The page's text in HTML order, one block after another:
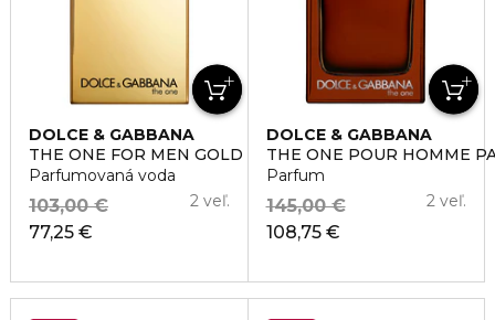
DOLCE & GABBANA
THE ONE FOR MEN GOLD INTENSE
Parfumovaná voda
77,25 €
103,00 € 2 veľ.
DOLCE & GABBANA
THE ONE POUR HOMME
Parfum
108,75 €
145,00 € 2 veľ.